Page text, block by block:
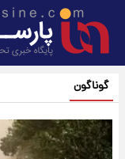
گوناگون